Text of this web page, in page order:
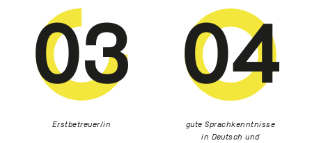
03
Erstbetreuer/in
04
gute Sprachkenntnisse
in Deutsch und